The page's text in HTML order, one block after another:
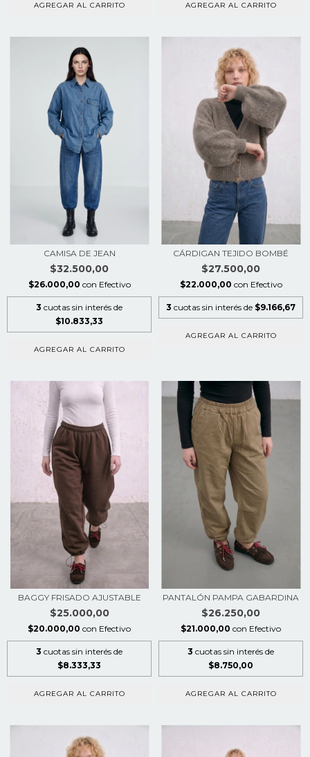
AGREGAR AL CARRITO AGREGAR AL CARRITO
CAMISA DE JEAN
$32.500,00
$26.000,00 con Efectivo
3 cuotas sin interés de
$10.833,33
AGREGAR AL CARRITO
CÁRDIGAN TEJIDO BOMBÉ
$27.500,00
$22.000,00 con Efectivo
3 cuotas sin interés de $9.166,67
AGREGAR AL CARRITO
BAGGY FRISADO AJUSTABLE
$25.000,00
$20.000,00 con Efectivo
3 cuotas sin interés de
$8.333,33
AGREGAR AL CARRITO
PANTALÓN PAMPA GABARDINA
$26.250,00
$21.000,00 con Efectivo
3 cuotas sin interés de
$8.750,00
AGREGAR AL CARRITO